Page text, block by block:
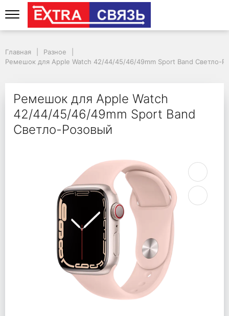
Ремешок для Apple
Главная
Разное
Ремешок для Apple Watch 42/44/45/46/49mm Sport Band Светло-
Ремешок для Apple Watch
42/44/45/46/49mm Sport Band
Светло-Розовый